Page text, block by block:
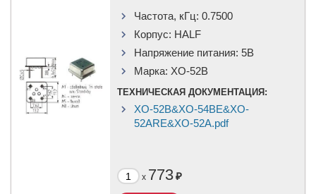
Частота, кГц: 0.7500
Корпус: HALF
Напряжение питания: 5В
Марка: XO-52B
ТЕХНИЧЕСКАЯ ДОКУМЕНТАЦИЯ:
XO-52B&XO-54BE&XO-
52ARE&XO-52A.pdf
x 773₽